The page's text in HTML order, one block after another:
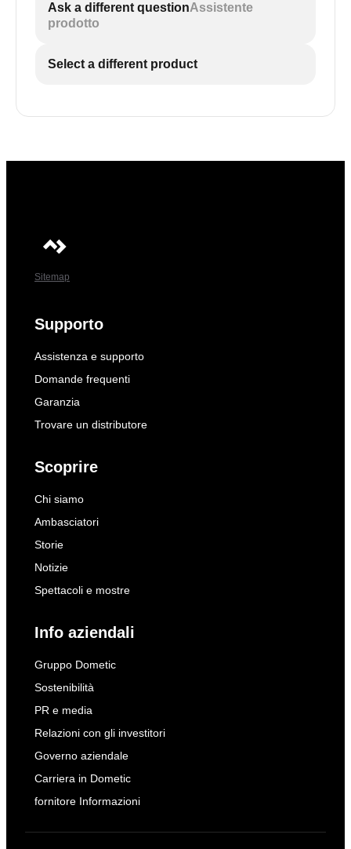
Ask a different questionAssistente
prodotto
Select a different product
Sitemap
Supporto
Assistenza e supporto
Domande frequenti
Garanzia
Trovare un distributore
Scoprire
Chi siamo
Ambasciatori
Storie
Notizie
Spettacoli e mostre
Info aziendali
Gruppo Dometic
Sostenibilità
PR e media
Relazioni con gli investitori
Governo aziendale
Carriera in Dometic
fornitore Informazioni